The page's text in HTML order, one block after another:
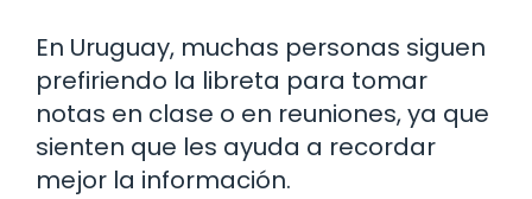
En Uruguay, muchas personas siguen
prefiriendo la libreta para tomar
notas en clase o en reuniones, ya que
sienten que les ayuda a recordar
mejor la información.